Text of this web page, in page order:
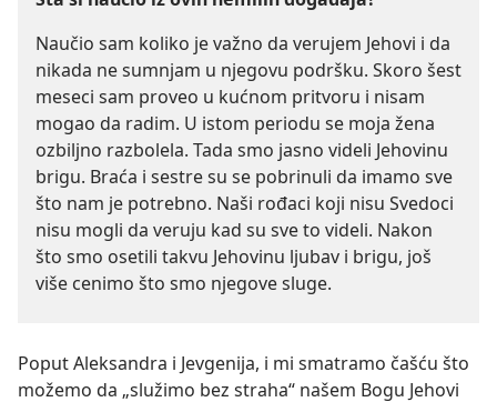
Naučio sam koliko je važno da verujem Jehovi i da
nikada ne sumnjam u njegovu podršku. Skoro šest
meseci sam proveo u kućnom pritvoru i nisam
mogao da radim. U istom periodu se moja žena
ozbiljno razbolela. Tada smo jasno videli Jehovinu
brigu. Braća i sestre su se pobrinuli da imamo sve
što nam je potrebno. Naši rođaci koji nisu Svedoci
nisu mogli da veruju kad su sve to videli. Nakon
što smo osetili takvu Jehovinu ljubav i brigu, još
više cenimo što smo njegove sluge.
Poput Aleksandra i Jevgenija, i mi smatramo čašću što
možemo da „služimo bez straha“ našem Bogu Jehovi